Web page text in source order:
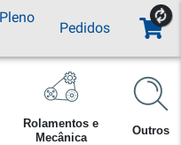
Pleno
Pedidos
Rolamentos e
Mecânica
Outros